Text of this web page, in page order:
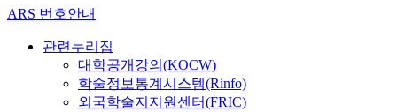
ARS 번호안내
관련누리집
대학공개강의(KOCW)
학술정보통계시스템(Rinfo)
외국학술지지원센터(FRIC)